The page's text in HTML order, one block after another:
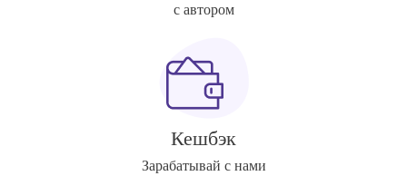
с автором
Кешбэк
Зарабатывай с нами